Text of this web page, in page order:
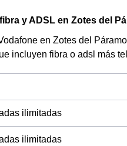
y ADSL en Zotes del
en Zotes del
incluyen fibra o adsl más
ilimitadas
ilimitadas